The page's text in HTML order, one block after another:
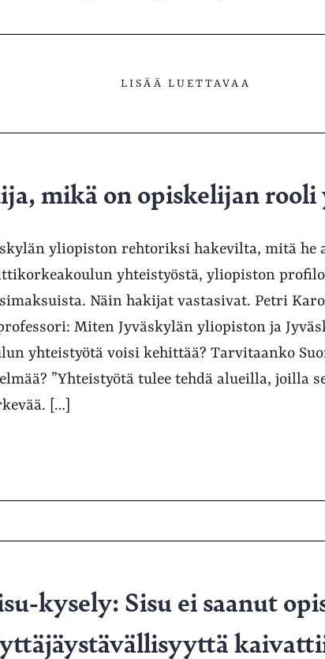
LISÄÄ LUETTAVAA
mikä on opiskelijan rooli
yliopiston rehtoriksi hakevilta, mitä he
yhteistyöstä, yliopiston
Näin hakijat vastasivat. Petri
Miten Jyväskylän yliopiston ja
yhteistyötä voisi kehittää? Tarvitaanko
”Yhteistyötä tulee tehdä alueilla, joilla
[…]
kysely: Sisu ei saanut